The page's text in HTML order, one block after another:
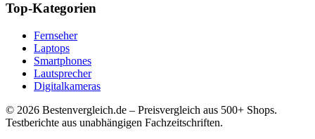
Top-Kategorien
Fernseher
Laptops
Smartphones
Lautsprecher
Digitalkameras
© 2026 Bestenvergleich.de – Preisvergleich aus 500+ Shops.
Testberichte aus unabhängigen Fachzeitschriften.